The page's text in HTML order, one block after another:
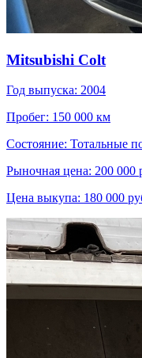
Mitsubishi Colt
Год выпуска: 2004
Пробег: 150 000 км
Состояние: Тотальные
Рыночная цена: 200 000
Цена выкупа: 180 000